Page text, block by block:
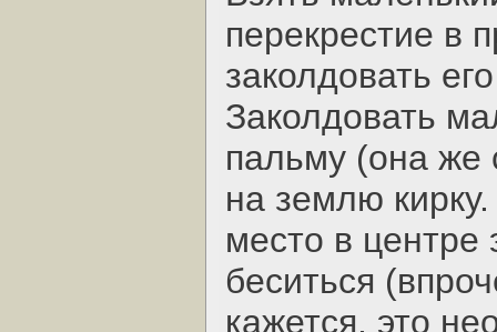
перекрестие в
заколдовать
Заколдовать
пальму (она же
на землю
место в центре
беситься
кажется, это